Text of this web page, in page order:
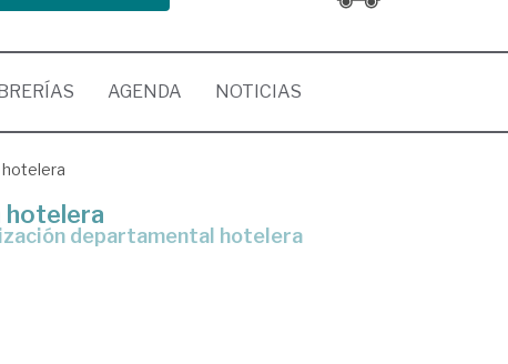
AGENDA NOTICIAS
hotelera
departamental hotelera